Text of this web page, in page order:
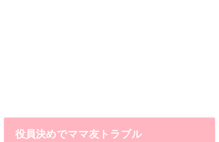
役員決めでママ友トラブル